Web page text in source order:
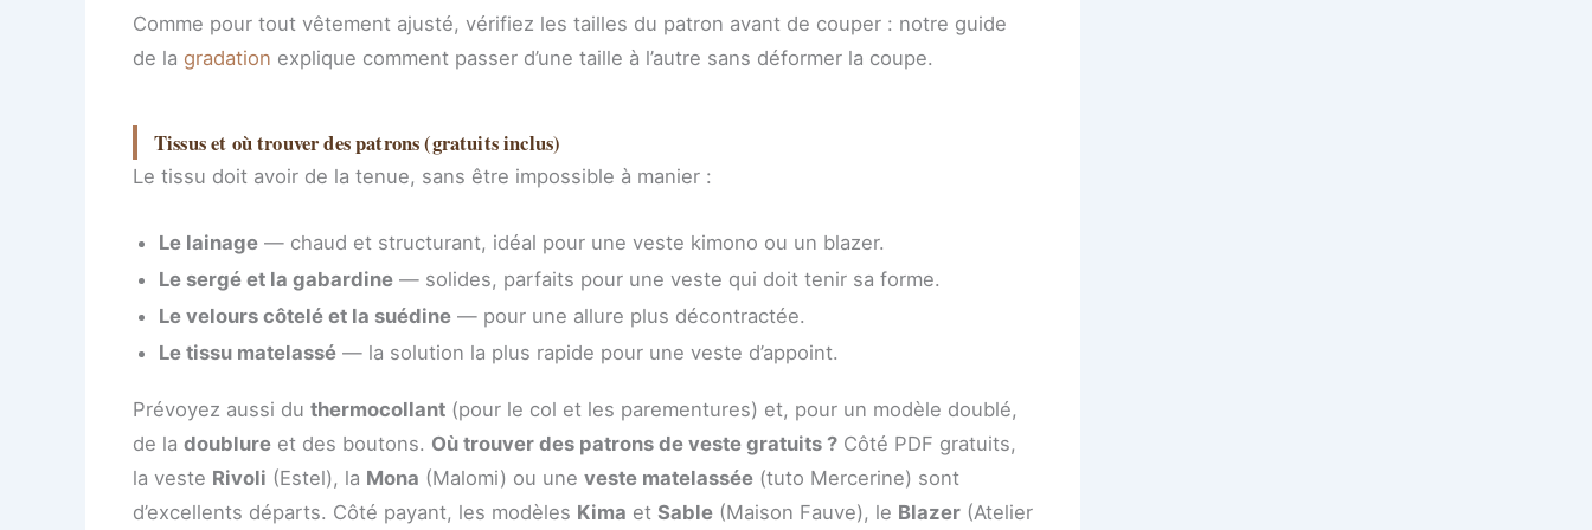
Comme pour tout vêtement ajusté, vérifiez les tailles du patron avant de couper : notre guide
de la gradation explique comment passer d’une taille à l’autre sans déformer la coupe.
Tissus et où trouver des patrons (gratuits inclus)
Le tissu doit avoir de la tenue, sans être impossible à manier :
Le lainage — chaud et structurant, idéal pour une veste kimono ou un blazer.
Le sergé et la gabardine — solides, parfaits pour une veste qui doit tenir sa forme.
Le velours côtelé et la suédine — pour une allure plus décontractée.
Le tissu matelassé — la solution la plus rapide pour une veste d’appoint.
Prévoyez aussi du thermocollant (pour le col et les parementures) et, pour un modèle doublé,
de la doublure et des boutons. Où trouver des patrons de veste gratuits ? Côté PDF gratuits,
la veste Rivoli (Estel), la Mona (Malomi) ou une veste matelassée (tuto Mercerine) sont
d’excellents départs. Côté payant, les modèles Kima et Sable (Maison Fauve), le Blazer (Atelier